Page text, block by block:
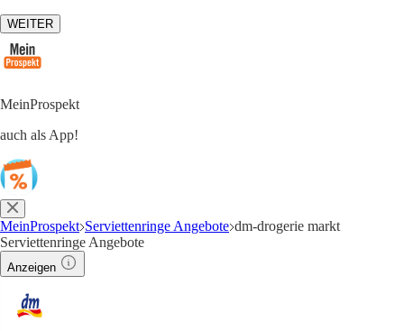
WEITER
MeinProspekt
auch als App!
MeinProspekt Serviettenringe Angebote dm-drogerie markt
Serviettenringe Angebote
Anzeigen